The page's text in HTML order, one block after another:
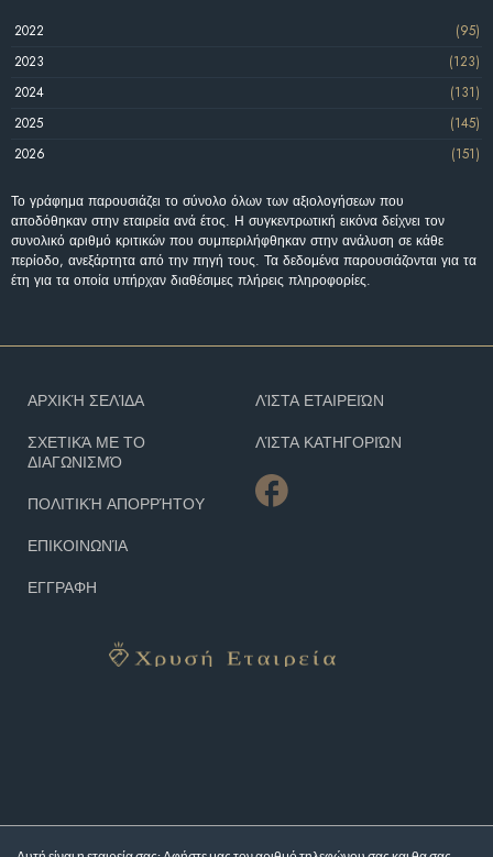
2022
(95)
2023
(123)
2024
(131)
2025
(145)
2026
(151)
Το γράφημα παρουσιάζει το σύνολο όλων των αξιολογήσεων που
αποδόθηκαν στην εταιρεία ανά έτος. Η συγκεντρωτική εικόνα δείχνει τον
συνολικό αριθμό κριτικών που συμπεριλήφθηκαν στην ανάλυση σε κάθε
περίοδο, ανεξάρτητα από την πηγή τους. Τα δεδομένα παρουσιάζονται για τα
έτη για τα οποία υπήρχαν διαθέσιμες πλήρεις πληροφορίες.
ΑΡΧΙΚΉ ΣΕΛΊΔΑ
ΣΧΕΤΙΚΆ ΜΕ ΤΟ
ΔΙΑΓΩΝΙΣΜΌ
ΠΟΛΙΤΙΚΉ ΑΠΟΡΡΉΤΟΥ
ΕΠΙΚΟΙΝΩΝΊΑ
ΕΓΓΡΑΦΗ
ΛΊΣΤΑ ΕΤΑΙΡΕΙΏΝ
ΛΊΣΤΑ ΚΑΤΗΓΟΡΙΏΝ